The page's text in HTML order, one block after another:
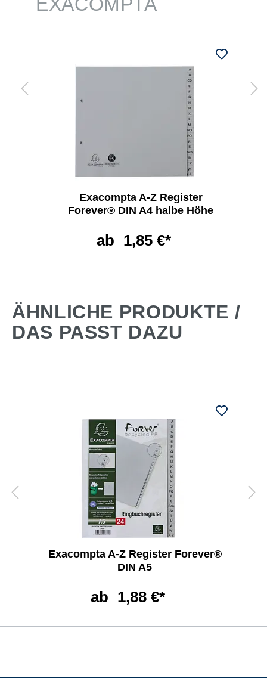
Exacompta A-Z Register
Forever® DIN A4 halbe Höhe
ab 1,85 €*
ÄHNLICHE PRODUKTE /
DAS PASST DAZU
Exacompta A-Z Register Forever®
DIN A5
ab 1,88 €*